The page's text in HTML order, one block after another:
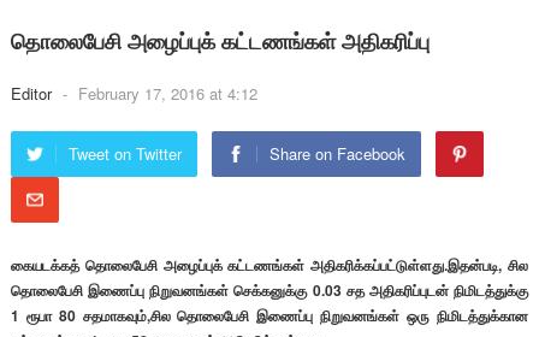
தொலைபேசி அழைப்புக் கட்டணங்கள் அதிகரிப்பு
Editor - February 17, 2016 at 4:12
Tweet on Twitter Share on Facebook
கையடக்கத் தொலைபேசி அழைப்புக் கட்டணங்கள் அதிகரிக்கப்பட்டுள்ளது.இதன்படி, சில
தொலைபேசி இணைப்பு நிறுவனங்கள் செக்கனுக்கு 0.03 சத அதிகரிப்புடன் நிமிடத்துக்கு
1 ரூபா 80 சதமாகவும்,சில தொலைபேசி இணைப்பு நிறுவனங்கள் ஒரு நிமிடத்துக்கான